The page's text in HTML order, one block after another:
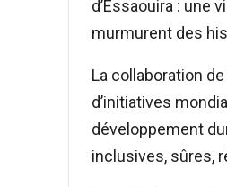
d’Essaouira : une
murmurent des
La collaboration
d’initiatives
développement
inclusives, sûres,